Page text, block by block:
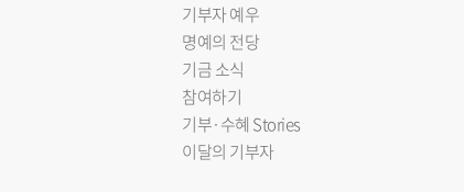
기부자 예우
명예의 전당
기금 소식
참여하기
기부·수혜 Stories
이달의 기부자